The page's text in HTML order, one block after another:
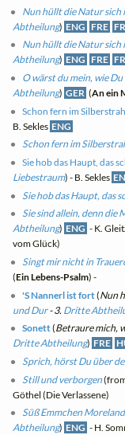
Nun hüllt die Natur sich
Abtheilung) ENG FRE
Nun hüllt die Natur sich
Abtheilung) ENG FRE
O wärst du mein, wie
Abtheilung) GER (An ein
Schon fern im
B. Sekles ENG
Schon fern im
Sie hob das Haupt, das
Liebestraum) - B. Sekles
Sie hob das Haupt, das
Sie sind allein, denn die
Abtheilung) ENG - K.
vom Glück)
Singt mir nicht in
(Ein Lebens-Psalm) -
'S Nannerl ist fort(Nun
und Dur- 3. Dritte
Sonett(Betraure mich,
Dritte Abtheilung) FRE
Sprich, hörst Du über
Still und verborgen
Göthel (Die Verlassene)
Süß Emmchen
Abtheilung) ENG - H.